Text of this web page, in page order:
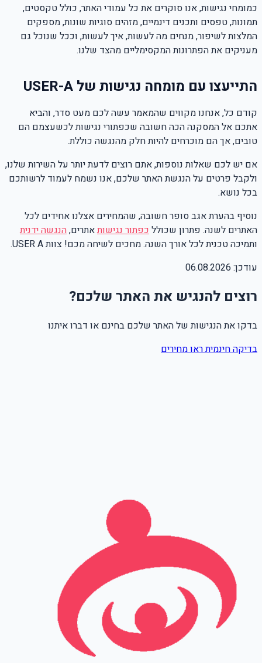
כמומחי נגישות, אנו סוקרים את כל עמודי האתר, כולל טקסטים,
תמונות, טפסים ותכנים דינמיים, מזהים סוגיות שונות, מספקים
המלצות לשיפור, מנחים מה לעשות, איך לעשות, וככל שנוכל גם
מעניקים את הפתרונות המקסימליים מהצד שלנו.
התייעצו עם מומחה נגישות של USER-A
קודם כל, אנחנו מקווים שהמאמר עשה לכם מעט סדר, והביא
אתכם אל המסקנה הכה חשובה שכפתורי נגישות לכשעצמם הם
טובים, אך הם מוכרחים להיות חלק מהנגשה כוללת.
אם יש לכם שאלות נוספות, אתם רוצים לדעת יותר על השירות שלנו,
ולקבל פרטים על הנגשת האתר שלכם, אנו נשמח לעמוד לרשותכם
בכל נושא.
נוסיף בהערת אגב סופר חשובה, שהמחירים אצלנו אחידים לכל
האתרים לשנה. פתרון שכולל כפתור נגישותאתרים,הנגשה ידנית
ותמיכה טכנית לכל אורך השנה. מחכים לשיחה מכם! צוות USER A.
עודכן: 06.08.2026
רוצים להנגיש את האתר שלכם?
בדקו את הנגישות של האתר שלכם בחינם או דברו איתנו
בדיקה חינמיתראו מחירים